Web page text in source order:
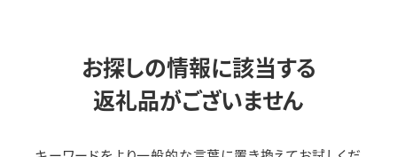
お探しの情報に該当する
返礼品がございません